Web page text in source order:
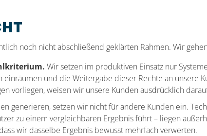
noch nicht abschließend geklärten Rahmen. Wir
Wir setzen im produktiven Einsatz nur
und die Weitergabe dieser Rechte an unsere
vorliegen, weisen wir unsere Kunden ausdrücklich
generieren, setzen wir nicht für andere Kunden ein.
zu einem vergleichbaren Ergebnis führt – liegen
wir dasselbe Ergebnis bewusst mehrfach verwerten.